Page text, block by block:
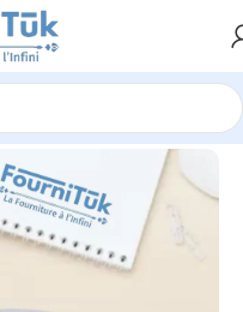
/Toners & Consommable